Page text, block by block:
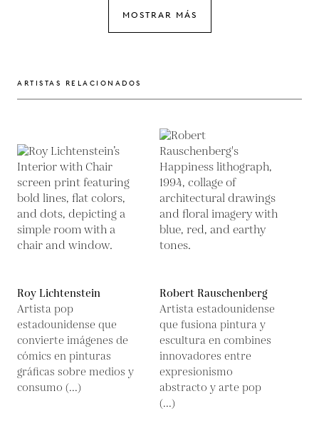
MOSTRAR MÁS
ARTISTAS RELACIONADOS
Roy Lichtenstein
Artista pop
estadounidense que
convierte imágenes de
cómics en pinturas
gráficas sobre medios y
consumo (...)
Robert Rauschenberg
Artista estadounidense
que fusiona pintura y
escultura en combines
innovadores entre
expresionismo
abstracto y arte pop
(...)